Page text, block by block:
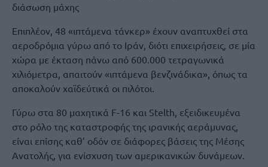
διάσωση μάχης
Επιπλέον, 48 «ιπτάμενα τάνκερ» έχουν αναπτυχθεί στα
αεροδρόμια γύρω από το Ιράν, διότι επιχειρήσεις, σε μία
χώρα με έκταση πάνω από 600.000 τετραγωνικά
χιλιόμετρα, απαιτούν «ιπτάμενα βενζινάδικα», όπως τα
αποκαλούν χαϊδεύτικά οι πιλότοι.
Γύρω στα 80 μαχητικά F-16 και Stelth, εξειδικευμένα
στο ρόλο της καταστροφής της ιρανικής αεράμυνας,
είναι επίσης καθ’ οδόν σε διάφορες βάσεις της Μέσης
Ανατολής, για ενίσχυση των αμερικανικών δυνάμεων.